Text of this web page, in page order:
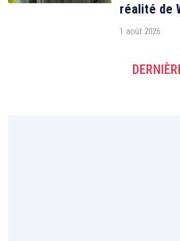
réalité de
1 août 2026